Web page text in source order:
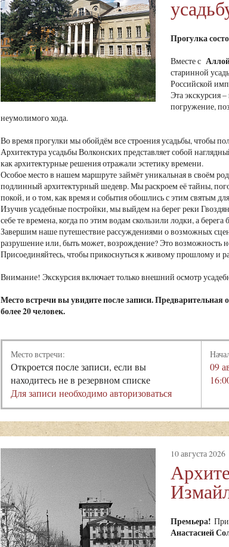
Прогулка
Вместе с
старинной
Российской
Эта экскурсия
погружение,
неумолимого хода.
Во время прогулки мы обойдём все строения усадьбы, чтобы
Архитектура усадьбы Волконских представляет собой
как архитектурные решения отражали эстетику времени.
Особое место в нашем маршруте займёт уникальная в своём
подлинный архитектурный шедевр. Мы раскроем её тайны,
покой, и о том, как время и события обошлись с этим святым
Изучив усадебные постройки, мы выйдем на берег реки
себе те времена, когда по этим водам скользили лодки, а
Завершим наше путешествие рассуждениями о возможных
разрушение или, быть может, возрождение? Это возможность
Присоединяйтесь, чтобы прикоснуться к живому прошлому и
Внимание! Экскурсия включает только внешний осмотр
Место встречи вы увидите после записи. Предварительная
более 20 человек.
Место встречи:
Откроется после записи, если вы
находитесь не в резервном списке
Для записи необходимо авторизоваться
09
10 августа 2026
Премьера!
Анастасией